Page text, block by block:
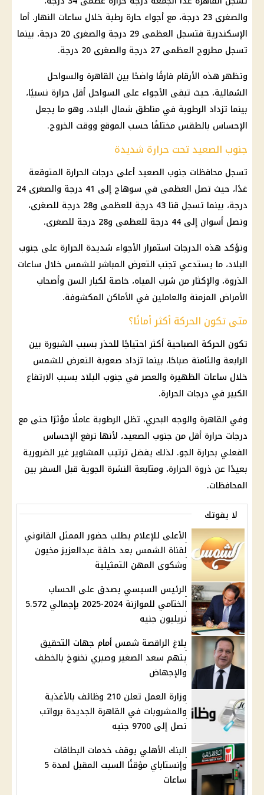
والصغرى 23 درجة، مع أجواء حارة رطبة خلال ساعات النهار. أما
الإسكندرية فتسجل العظمى 29 درجة والصغرى 20 درجة، بينما
تسجل مطروح العظمى 27 درجة والصغرى 20 درجة.
وتظهر هذه الأرقام فارقًا واضحًا بين القاهرة والسواحل
الشمالية، حيث تبقى الأجواء على السواحل أقل حرارة نسبيًا،
بينما تزداد الرطوبة في مناطق شمال البلاد، وهو ما يجعل
الإحساس بالطقس مختلفًا حسب الموقع ووقت الخروج.
جنوب الصعيد تحت حرارة شديدة
تسجل محافظات جنوب الصعيد أعلى درجات الحرارة المتوقعة
غدًا، حيث تصل العظمى في سوهاج إلى 41 درجة والصغرى 24
درجة، بينما تسجل قنا 43 درجة للعظمى و28 درجة للصغرى،
وتصل أسوان إلى 44 درجة للعظمى و28 درجة للصغرى.
وتؤكد هذه الدرجات استمرار الأجواء شديدة الحرارة على جنوب
البلاد، ما يستدعي تجنب التعرض المباشر للشمس خلال ساعات
الذروة، والإكثار من شرب المياه، خاصة لكبار السن وأصحاب
الأمراض المزمنة والعاملين في الأماكن المكشوفة.
متى تكون الحركة أكثر أمانًا؟
تكون الحركة الصباحية أكثر احتياجًا للحذر بسبب الشبورة بين
الرابعة والثامنة صباحًا، بينما تزداد صعوبة التعرض للشمس
خلال ساعات الظهيرة والعصر في جنوب البلاد بسبب الارتفاع
الكبير في درجات الحرارة.
وفي القاهرة والوجه البحري، تظل الرطوبة عاملًا مؤثرًا حتى مع
درجات حرارة أقل من جنوب الصعيد، لأنها ترفع الإحساس
الفعلي بحرارة الجو. لذلك يفضل ترتيب المشاوير غير الضرورية
بعيدًا عن ذروة الحرارة، ومتابعة النشرة الجوية قبل السفر بين
المحافظات.
لا يفوتك
الأعلى للإعلام يطلب حضور الممثل القانوني
لقناة الشمس بعد حلقة عبدالعزيز مخيون
وشكوى المهن التمثيلية
الرئيس السيسي يصدق على الحساب
الختامي للموازنة 2024-2025 بإجمالي 5.572
تريليون جنيه
بلاغ الراقصة شمس أمام جهات التحقيق
يتهم سعد الصغير وصبري نخنوخ بالخطف
والإجهاض
وزارة العمل تعلن 210 وظائف بالأغذية
والمشروبات في القاهرة الجديدة برواتب
تصل إلى 9700 جنيه
البنك الأهلي يوقف خدمات البطاقات
وإنستاباي مؤقتًا السبت المقبل لمدة 5
ساعات